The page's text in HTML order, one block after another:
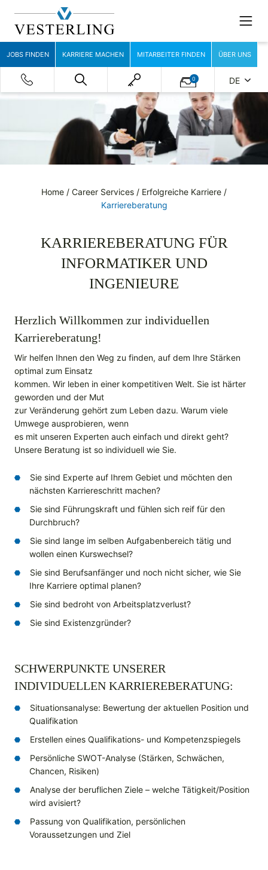
JOBS FINDEN KARRIERE MACHEN MITARBEITER FINDEN ÜBER UNS
0 DE
Home / Career Services / Erfolgreiche Karriere /
Karriereberatung
KARRIEREBERATUNG FÜR
INFORMATIKER UND
INGENIEURE
Herzlich Willkommen zur individuellen
Karriereberatung!
Wir helfen Ihnen den Weg zu finden, auf dem Ihre Stärken
optimal zum Einsatz
kommen. Wir leben in einer kompetitiven Welt. Sie ist härter
geworden und der Mut
zur Veränderung gehört zum Leben dazu. Warum viele
Umwege ausprobieren, wenn
es mit unseren Experten auch einfach und direkt geht?
Unsere Beratung ist so individuell wie Sie.
Sie sind Experte auf Ihrem Gebiet und möchten den
nächsten Karriereschritt machen?
Sie sind Führungskraft und fühlen sich reif für den
Durchbruch?
Sie sind lange im selben Aufgabenbereich tätig und
wollen einen Kurswechsel?
Sie sind Berufsanfänger und noch nicht sicher, wie Sie
Ihre Karriere optimal planen?
Sie sind bedroht von Arbeitsplatzverlust?
Sie sind Existenzgründer?
SCHWERPUNKTE UNSERER
INDIVIDUELLEN KARRIEREBERATUNG:
Situationsanalyse: Bewertung der aktuellen Position und
Qualifikation
Erstellen eines Qualifikations- und Kompetenzspiegels
Persönliche SWOT-Analyse (Stärken, Schwächen,
Chancen, Risiken)
Analyse der beruflichen Ziele – welche Tätigkeit/Position
wird avisiert?
Passung von Qualifikation, persönlichen
Voraussetzungen und Ziel